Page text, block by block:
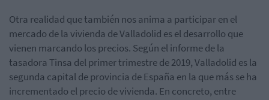
Otra realidad que también nos anima a participar en el
mercado de la vivienda de Valladolid es el desarrollo que
vienen marcando los precios. Según el informe de la
tasadora Tinsa del primer trimestre de 2019, Valladolid es la
segunda capital de provincia de España en la que más se ha
incrementado el precio de vivienda. En concreto, entre